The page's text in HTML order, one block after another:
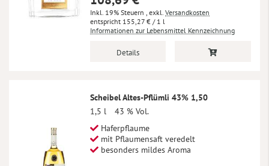
Inkl. 19% Steuern , exkl. Versandkosten
155,27 € / 1 l
Informationen zur Lebensmittel Kennzeichnung
Details
Scheibel Altes-Pflümli 43% 1,50
1,5 l
43 % Vol.
Haferpflaume
mit Pflaumensaft veredelt
besonders mildes Aroma